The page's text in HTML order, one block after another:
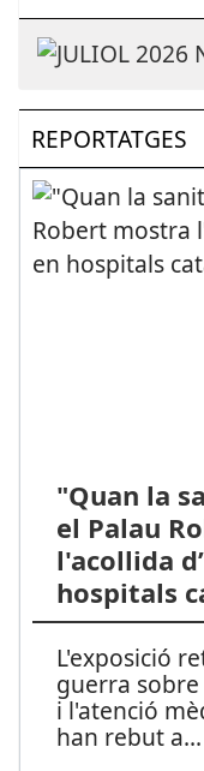
REPORTATGES
"Quan la
el Palau
l'acollida
hospitals
L'exposició
guerra sobre
i l'atenció
han rebut a...